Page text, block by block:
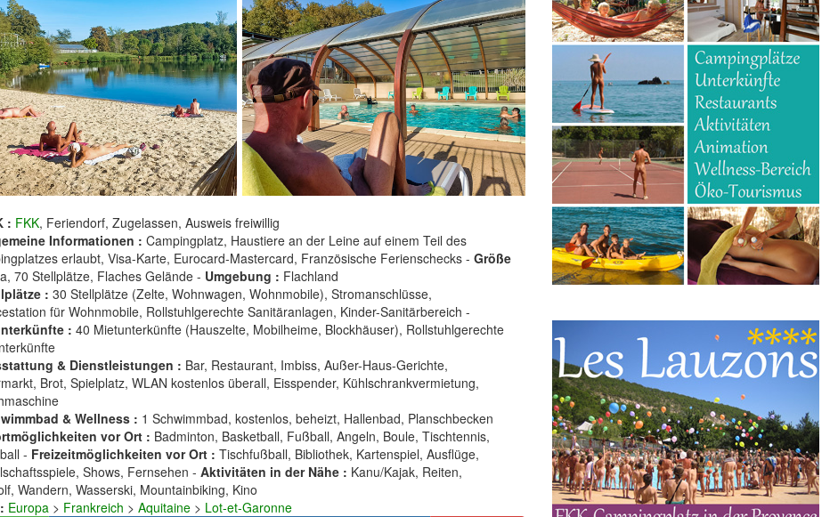
: FKK, Feriendorf, Zugelassen, Ausweis freiwillig
Informationen : Campingplatz, Haustiere an der Leine auf einem Teil des
erlaubt, Visa-Karte, Eurocard-Mastercard, Französische Ferienschecks - Größe
70 Stellplätze, Flaches Gelände - Umgebung : Flachland
: 30 Stellplätze (Zelte, Wohnwagen, Wohnmobile), Stromanschlüsse,
für Wohnmobile, Rollstuhlgerechte Sanitäranlagen, Kinder-Sanitärbereich -
: 40 Mietunterkünfte (Hauszelte, Mobilheime, Blockhäuser), Rollstuhlgerechte
& Dienstleistungen : Bar, Restaurant, Imbiss, Außer-Haus-Gerichte,
Brot, Spielplatz, WLAN kostenlos überall, Eisspender, Kühlschrankvermietung,
& Wellness : 1 Schwimmbad, kostenlos, beheizt, Hallenbad, Planschbecken
vor Ort : Badminton, Basketball, Fußball, Angeln, Boule, Tischtennis,
- Freizeitmöglichkeiten vor Ort : Tischfußball, Bibliothek, Kartenspiel, Ausflüge,
Shows, Fernsehen - Aktivitäten in der Nähe : Kanu/Kajak, Reiten,
Wandern, Wasserski, Mountainbiking, Kino
Europa > Frankreich > Aquitaine > Lot-et-Garonne